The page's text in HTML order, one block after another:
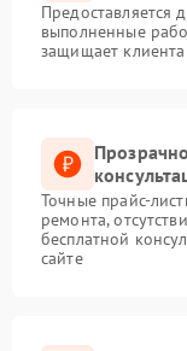
Предоставляется
выполненные
защищает
Точные прайс-
ремонта,
бесплатной
сайте